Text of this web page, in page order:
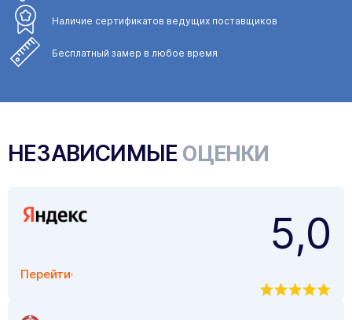
Наличие сертификатов ведущих поставщиков
Бесплатный замер в любое время
НЕЗАВИСИМЫЕ ОЦЕНКИ
Перейти
5,0